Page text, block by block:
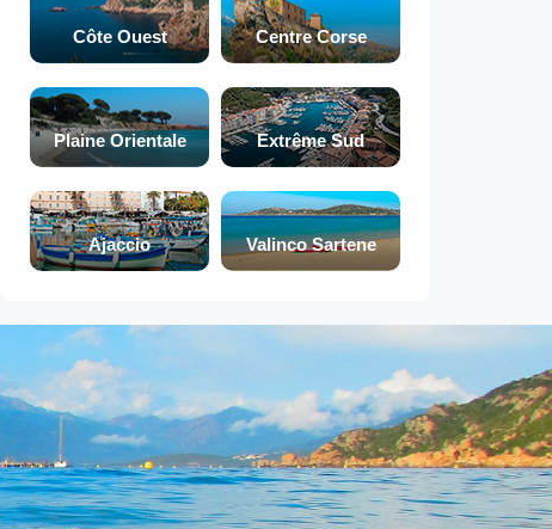
Côte Ouest Centre Corse
Plaine Orientale Extrême Sud
Ajaccio Valinco Sartene